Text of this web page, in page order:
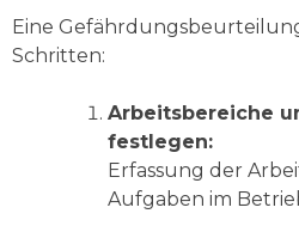
Eine
Schritten:
Arbeitsbereiche
festlegen:
Erfassung der
Aufgaben im